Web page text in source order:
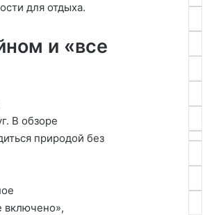
для отдыха.
и «все
В обзоре
природой без
включено»,